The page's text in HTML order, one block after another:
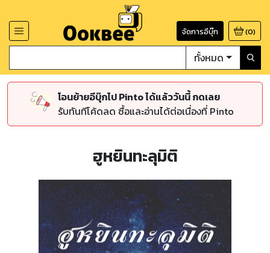
จัดการอีบุ๊ก (0)
ทั้งหมด
โอนย้ายอีบุ๊กไป Pinto ได้แล้ววันนี้ กดเลย
รับทันทีโค้ดลด ซื้อและอ่านได้ต่อเนื่องที่ Pinto
ฮูหยินทะลุมิติ